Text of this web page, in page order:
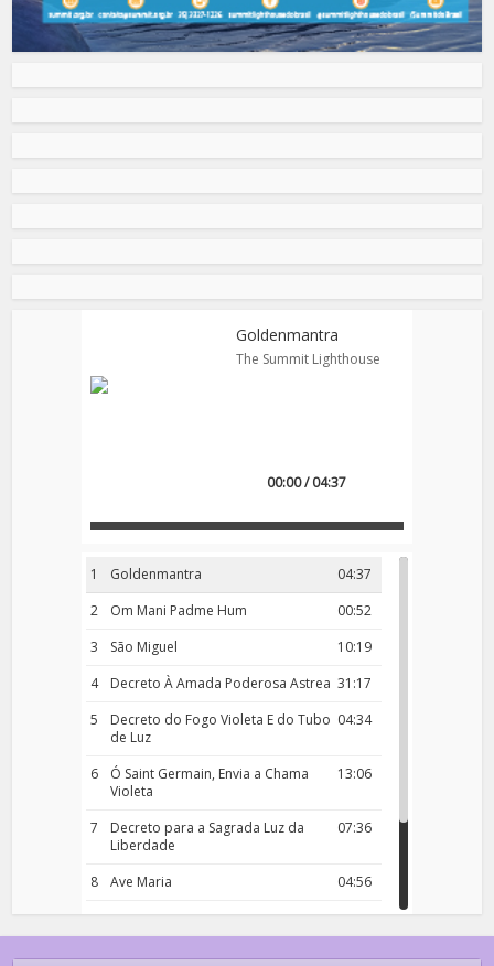
Goldenmantra
The Summit Lighthouse
00:00 / 04:37
1 04:37
Goldenmantra
2
00:52
Om Mani Padme Hum
3
10:19
São Miguel
4
31:17
Decreto À Amada Poderosa Astrea
5
04:34
Decreto do Fogo Violeta E do Tubo
de Luz
6
13:06
Ó Saint Germain, Envia a Chama
Violeta
7
07:36
Decreto para a Sagrada Luz da
Liberdade
8
04:56
Ave Maria
9
18:00
Rosário da Criança
10
04:43
Decreto 50.03 – Diante da Vossa